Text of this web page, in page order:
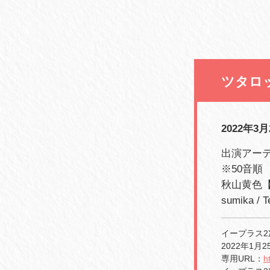
ツタロ
2022年3
出演アー
※50音順
秋山黄色
sumika /
イープラス
2022年1月
専用URL：